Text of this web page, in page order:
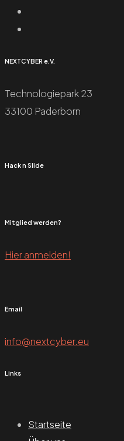
NEXTCYBER e.V.
Technologiepark 23
33100 Paderborn
Hack n Slide
Mitglied werden?
Hier anmelden!
Email
info@nextcyber.eu
Links
Startseite